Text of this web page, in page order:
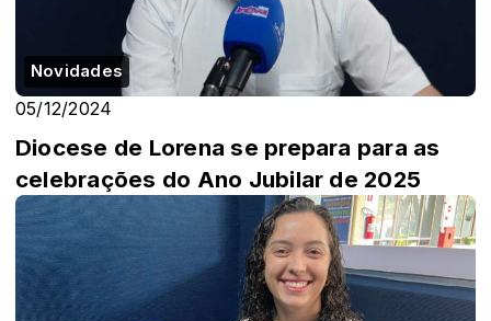
Novidades
05/12/2024
Diocese de Lorena se prepara para as
celebrações do Ano Jubilar de 2025